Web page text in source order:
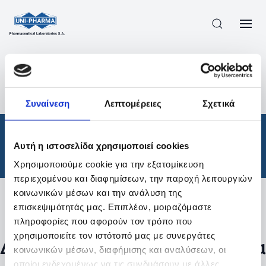
Συναίνεση Λεπτομέρειες Σχετικά
Αυτή η ιστοσελίδα χρησιμοποιεί cookies
Χρησιμοποιούμε cookie για την εξατομίκευση
περιεχομένου και διαφημίσεων, την παροχή λειτουργιών
κοινωνικών μέσων και την ανάλυση της
επισκεψιμότητάς μας. Επιπλέον, μοιραζόμαστε
πληροφορίες που αφορούν τον τρόπο που
χρησιμοποιείτε τον ιστότοπό μας με συνεργάτες
κοινωνικών μέσων, διαφήμισης και αναλύσεων, οι
οποίοι ενδεχομένως να τις συνδυάσουν με άλλες
ΠΡΟΪΟΝΤΑ
ΘΕΡΑΠΕΥΤΙΚΈΣ ΚΑΤΗΓΟΡΊΕΣ
/
ΑΠΟΤΕΛΕΣΜΑΤΑ ΑΝΑΖΗΤΗΣΗΣ
Θεραπευτικές Κατηγορίες
Φίλτρα
Δεν βρέθηκαν προϊόντα με τα